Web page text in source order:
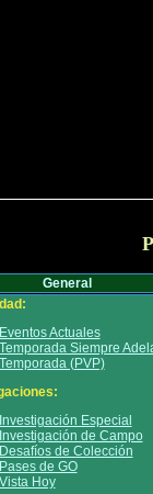
General
Eventos Actuales
Temporada Siempre
Temporada (PVP)
Investigación Especial
Investigación de Campo
Desafíos de Colección
Pases de GO
Vista Hoy